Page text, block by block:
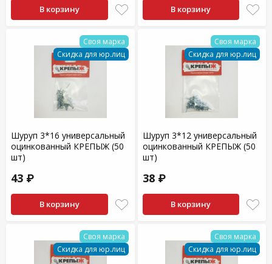
В корзину В корзину
Своя марка
Скидка для юр.лиц
Шуруп 3*16 универсальный
оцинкованный КРЕПЫЖ (50
шт)
43 ₽
В корзину
Своя марка
Скидка для юр.лиц
Шуруп 3*12 универсальный
оцинкованный КРЕПЫЖ (50
шт)
38 ₽
В корзину
Своя марка
Скидка для юр.лиц
Своя марка
Скидка для юр.лиц